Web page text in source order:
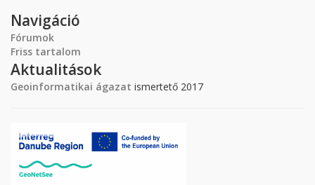
Navigáció
Fórumok
Friss tartalom
Aktualitások
Geoinformatikai ágazat ismertető 2017